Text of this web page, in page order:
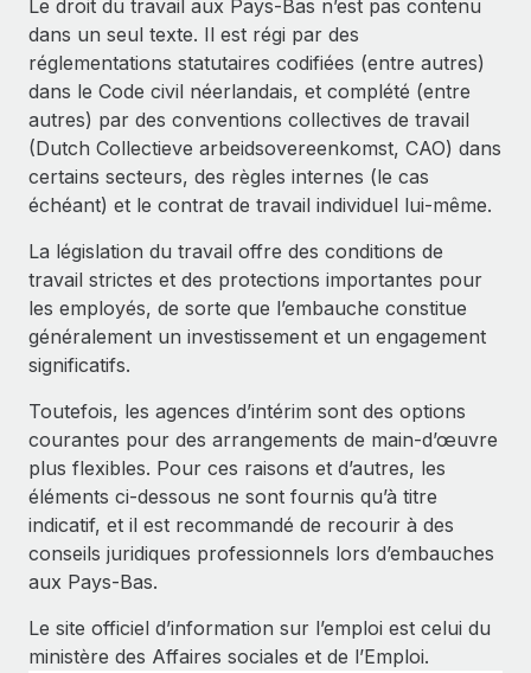
SERVICES
Demandez aux experts
Recevez des conseils d’experts sur les RH à
l’international et la conformité
Contrôles d’antécédents
Simplifiez vos processus de présélection des
candidats
Remote Watchtower
Gardez un temps d’avance sur les risques en
Gestion des appareils
Achetez et suivez vos équipements informatiques
dans le monde entier
Création d’entité
Établissez des entités rapidement et en toute
conformité
Mobilité et déménagement international
Organisez facilement le déménagement de vos
Devenir partenaire
Explorez avec nous vos opportunités de partenariat
Remote Build
Bientôt disponible
Conseil en intégrations et automatisations assistées par
ÉTUDES DE CAS
Comment Weaviate, l'as de l'IA, a développé
ses effectifs de 120 % avec Remote
Weaviate en bref Weaviate crée des infrastructures open
En savoir plus
Intégration Remote x BambooHR : du local à
l’international, le recrutement sans changer de
plateforme
embaucher et gérer les employés internationaux...
Salle de presse
Données sur les salaires et les talents
Centre de ressources
Obtenir de l’aide
Voir toutes les ressources
Paie multipays
EOR et PEO
Gestion des freelances
Taxes
Explorer le blog
Mises à jour des produits de Remote :
Le droit du travail aux Pays-Bas n’est pas contenu
dans un seul texte. Il est régi par des
réglementations statutaires codifiées (entre autres)
dans le Code civil néerlandais, et complété (entre
autres) par des conventions collectives de travail
(Dutch Collectieve arbeidsovereenkomst, CAO) dans
certains secteurs, des règles internes (le cas
échéant) et le contrat de travail individuel lui‑même.
La législation du travail offre des conditions de
travail strictes et des protections importantes pour
les employés, de sorte que l’embauche constitue
généralement un investissement et un engagement
significatifs.
Toutefois, les agences d’intérim sont des options
courantes pour des arrangements de main‑d’œuvre
plus flexibles. Pour ces raisons et d’autres, les
éléments ci‑dessous ne sont fournis qu’à titre
indicatif, et il est recommandé de recourir à des
conseils juridiques professionnels lors d’embauches
aux Pays-Bas.
Le site officiel d’information sur l’emploi est celui du
ministère des Affaires sociales et de l’Emploi.